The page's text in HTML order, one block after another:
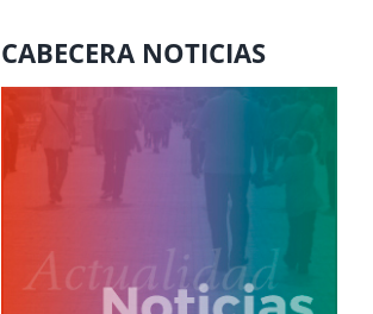
CABECERA NOTICIAS